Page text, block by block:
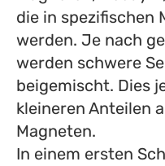
die in spezifischen
werden. Je nach
werden schwere
beigemischt. Dies
kleineren Anteilen
Magneten.
In einem ersten